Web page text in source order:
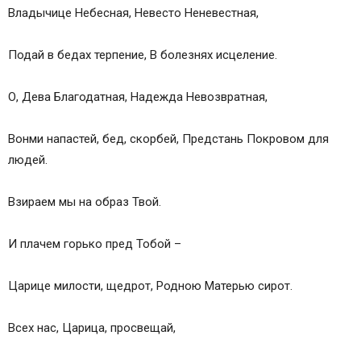
Владычице Небесная, Невесто Неневестная,
Подай в бедах терпение, В болезнях исцеление.
О, Дева Благодатная, Надежда Невозвратная,
Вонми напастей, бед, скорбей, Предстань Покровом для
людей.
Взираем мы на образ Твой.
И плачем горько пред Тобой –
Царице милости, щедрот, Родною Матерью сирот.
Всех нас, Царица, просвещай,